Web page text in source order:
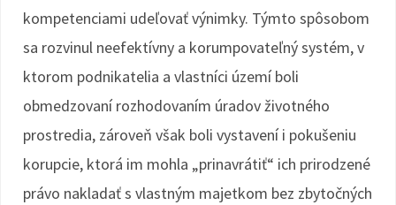
kompetenciami udeľovať výnimky. Týmto spôsobom
sa rozvinul neefektívny a korumpovateľný systém, v
ktorom podnikatelia a vlastníci území boli
obmedzovaní rozhodovaním úradov životného
prostredia, zároveň však boli vystavení i pokušeniu
korupcie, ktorá im mohla „prinavrátiť“ ich prirodzené
právo nakladať s vlastným majetkom bez zbytočných